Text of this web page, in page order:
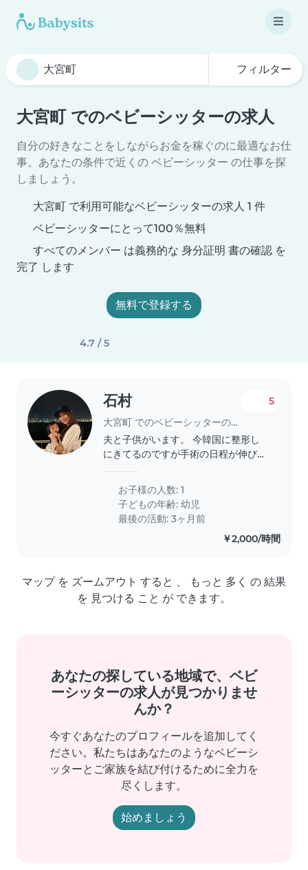
フィルター
大宮町 でのベビーシッターの求人
自分の好きなことをしながらお金を稼ぐのに最適なお仕
事。あなたの条件で近くの ベビーシッター の仕事を探
しましょう。
大宮町 で利用可能なベビーシッターの求人 1 件
ベビーシッターにとって100％無料
すべてのメンバー は義務的な 身分証明 書の確認 を
完了 します
無料で登録する
4.7 / 5
石村
大宮町 でのベビーシッターの求人
5
夫と子供がいます。 今韓国に整形し
にきてるのですが手術の日程が伸びて
しまうので子供を見ていただきたく登
録しました。 数日見てくれる方希望
です。
お子様の人数: 1
子どもの年齢:幼児
最後の活動: 3ヶ月前
￥2,000/時間
マップ を ズームアウト すると 、 もっと 多く の 結果
を 見つける こと が できます。
あなたの探している地域で、ベビ
ーシッターの求人が見つかりませ
んか？
今すぐあなたのプロフィールを追加してく
ださい。私たちはあなたのようなベビーシ
ッターとご家族を結び付けるために全力を
尽くします。
始めましょう